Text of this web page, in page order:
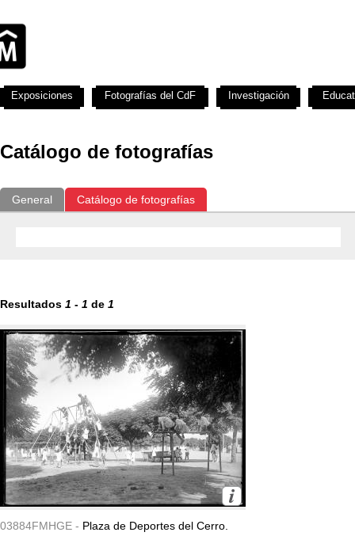
Catálogo de fotografías
General Catálogo de fotografías
Resultados 1 - 1 de 1
03884FMHGE - Plaza de Deportes del Cerro.
Exposiciones Fotografías del CdF Investigación